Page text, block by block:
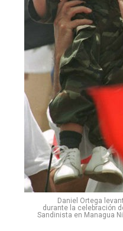
Daniel Ortega
durante la celebración
Sandinista en Managua